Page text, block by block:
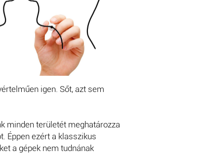
igen. Sőt, azt sem
minden területét meghatározza
Éppen ezért a klasszikus
a gépek nem tudnának